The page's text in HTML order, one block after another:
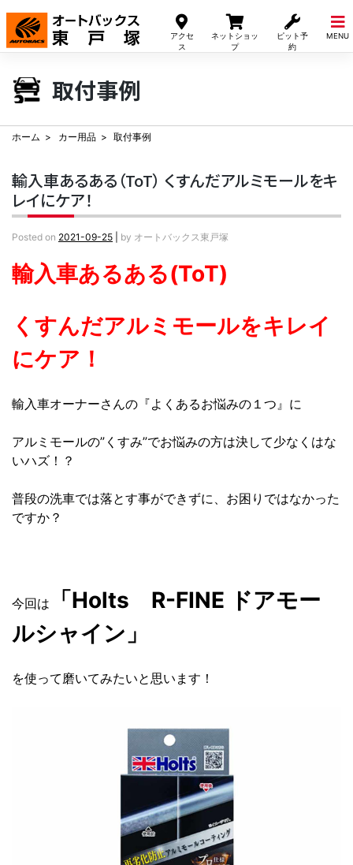
アクセ
ス
ネットショッ
プ
ピット予
約
MENU
Skip
content
取付事例
ホーム カー用品 取付事例
輸入車あるある（ToT） くすんだアルミモールをキ
レイにケア！
Posted on 2021-09-25 by オートバックス東戸塚
輸入車あるある(ToT)
くすんだアルミモールをキレイ
にケア！
輸入車オーナーさんの『よくあるお悩みの１つ』に
アルミモールの”くすみ”でお悩みの方は決して少なくはな
いハズ！？
普段の洗車では落とす事ができずに、お困りではなかった
ですか？
今回は
「Holts R-FINE ドアモー
ルシャイン」
を使って磨いてみたいと思います！